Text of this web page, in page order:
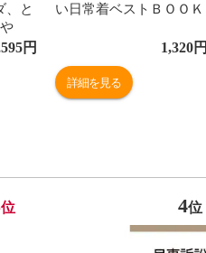
、と
円
い日常着ベストＢＯＯＫ
1,320円
詳細を見る
位 4位